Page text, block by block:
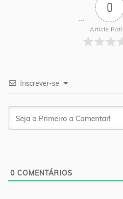
0
Article
Inscrever-se
0 COMENTÁRIOS